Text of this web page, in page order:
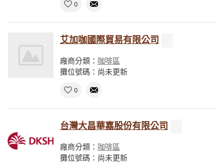
0
艾加咖國際貿易有限公司
廠商分類： 咖啡區
攤位號碼：尚未更新
0
台灣大昌華嘉股份有限公司
廠商分類： 咖啡區
攤位號碼：尚未更新